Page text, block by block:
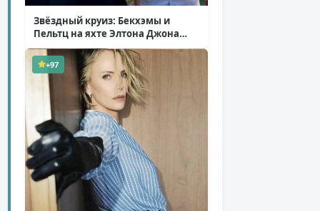
Звёздный круиз: Бекхэмы и
Пельтц на яхте Элтона Джона
( 12 фото )
+97